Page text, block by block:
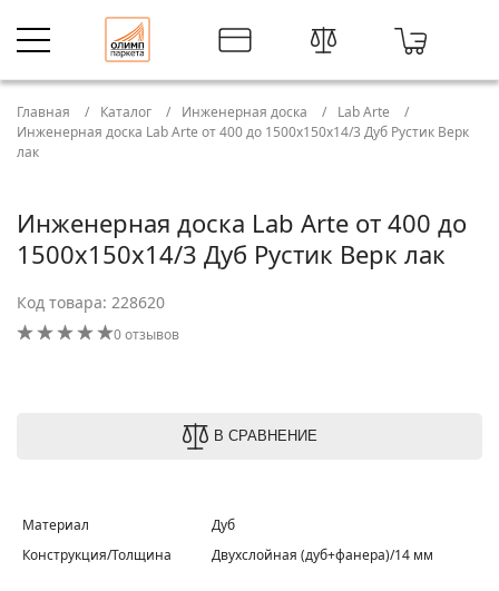
Главная Каталог Инженерная доска
Lab Arte
Инженерная доска Lab Arte от 400 до 1500х150х14/3 Дуб Рустик Верк
лак
Инженерная доска Lab Arte от 400 до
1500х150х14/3 Дуб Рустик Верк лак
Код товара: 228620
0 отзывов
В СРАВНЕНИЕ
Материал
Дуб
Конструкция/Толщина
Двухслойная (дуб+фанера)/14 мм